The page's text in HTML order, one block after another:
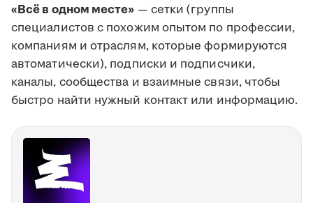
«Всё в одном месте» — сетки (группы
специалистов с похожим опытом по профессии,
компаниям и отраслям, которые формируются
автоматически), подписки и подписчики,
каналы, сообщества и взаимные связи, чтобы
быстро найти нужный контакт или информацию.